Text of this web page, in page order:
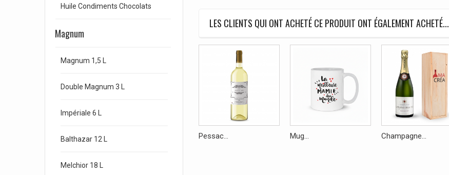
Huile Condiments Chocolats
Magnum
Magnum 1,5 L
Double Magnum 3 L
Impériale 6 L
Balthazar 12 L
Melchior 18 L
LES CLIENTS QUI ONT ACHETÉ CE PRODUIT ONT ÉGALEMENT ACHETÉ...
Pessac... Mug... Champagne...